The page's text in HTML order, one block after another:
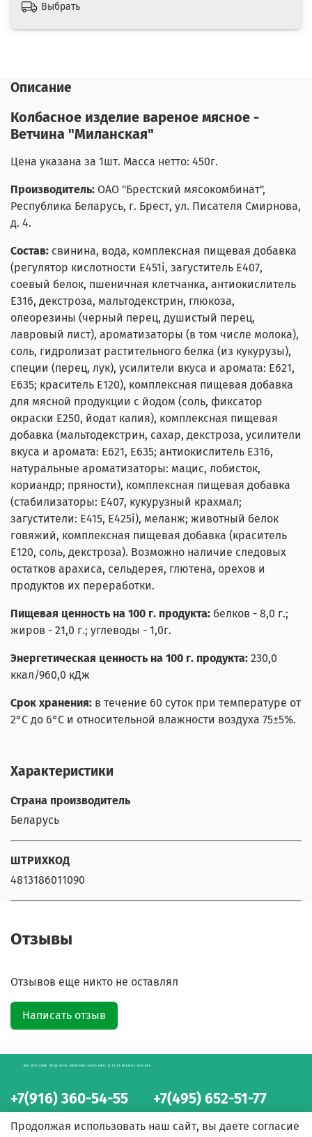
Выбрать
Описание
Колбасное изделие вареное мясное -
Ветчина "Миланская"
Цена указана за 1шт. Масса нетто: 450г.
Производитель: ОАО "Брестский мясокомбинат",
Республика Беларусь, г. Брест, ул. Писателя Смирнова,
д. 4.
Состав: свинина, вода, комплексная пищевая добавка
(регулятор кислотности Е451i, загуститель Е407,
соевый белок, пшеничная клетчанка, антиокислитель
Е316, декстроза, мальтодекстрин, глюкоза,
олеорезины (черный перец, душистый перец,
лавровый лист), ароматизаторы (в том числе молока),
соль, гидролизат растительного белка (из кукурузы),
специи (перец, лук), усилители вкуса и аромата: Е621,
Е635; краситель Е120), комплексная пищевая добавка
для мясной продукции с йодом (соль, фиксатор
окраски Е250, йодат калия), комплексная пищевая
добавка (мальтодекстрин, сахар, декстроза, усилители
вкуса и аромата: Е621, Е635; антиокислитель Е316,
натуральные ароматизаторы: мацис, лобисток,
кориандр; пряности), комплексная пищевая добавка
(стабилизаторы: Е407, кукурузный крахмал;
загустители: Е415, Е425i), меланж; животный белок
говяжий, комплексная пищевая добавка (краситель
Е120, соль, декстроза). Возможно наличие следовых
остатков арахиса, сельдерея, глютена, орехов и
продуктов их переработки.
Пищевая ценность на 100 г. продукта: белков - 8,0 г.;
жиров - 21,0 г.; углеводы - 1,0г.
Энергетическая ценность на 100 г. продукта: 230,0
ккал/960,0 кДж
Срок хранения: в течение 60 суток при температуре от
2°С до 6°С и относительной влажности воздуха 75±5%.
Характеристики
Страна производитель
Беларусь
ШТРИХКОД
4813186011090
Отзывы
Отзывов еще никто не оставлял
Написать отзыв
+7(916) 360-54-55 +7(495) 652-51-77
БЕЛОРУССКИЕ ПРОДУКТЫ - ИНТЕРНЕТ-МАГАЗИН С ДОСТАВКОЙ ПО МОСКВЕ
Продолжая использовать наш сайт, вы даете согласие